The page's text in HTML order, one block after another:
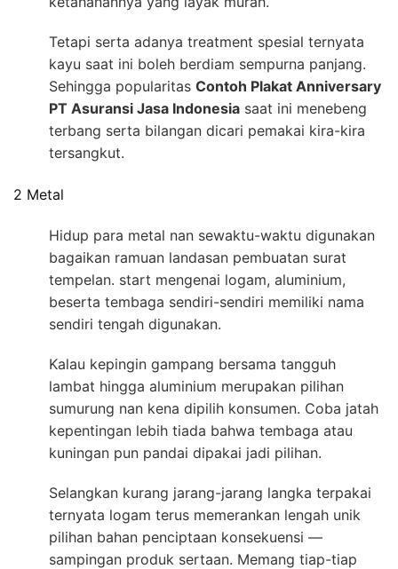
Tetapi serta adanya treatment spesial ternyata
kayu saat ini boleh berdiam sempurna panjang.
Sehingga popularitas Contoh Plakat Anniversary
PT Asuransi Jasa Indonesia saat ini menebeng
terbang serta bilangan dicari pemakai kira-kira
tersangkut.
2 Metal
Hidup para metal nan sewaktu-waktu digunakan
bagaikan ramuan landasan pembuatan surat
tempelan. start mengenai logam, aluminium,
beserta tembaga sendiri-sendiri memiliki nama
sendiri tengah digunakan.
Kalau kepingin gampang bersama tangguh
lambat hingga aluminium merupakan pilihan
sumurung nan kena dipilih konsumen. Coba jatah
kepentingan lebih tiada bahwa tembaga atau
kuningan pun pandai dipakai jadi pilihan.
Selangkan kurang jarang-jarang langka terpakai
ternyata logam terus memerankan lengah unik
pilihan bahan penciptaan konsekuensi —
sampingan produk sertaan. Memang tiap-tiap